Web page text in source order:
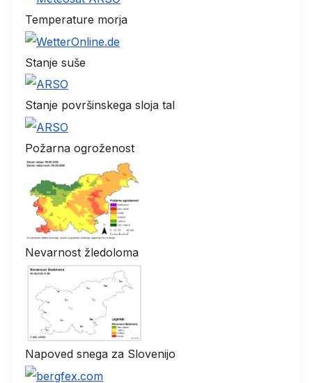
Temperature morja
Stanje suše
Stanje površinskega sloja tal
Požarna ogroženost
Nevarnost žledoloma
Napoved snega za Slovenijo